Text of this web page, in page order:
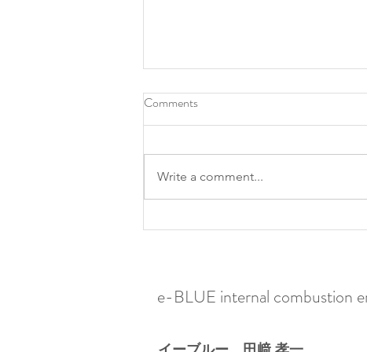
Hydrogen Carbon Cleaning for
Comments
Write a comment...
e-BLUE internal combustion